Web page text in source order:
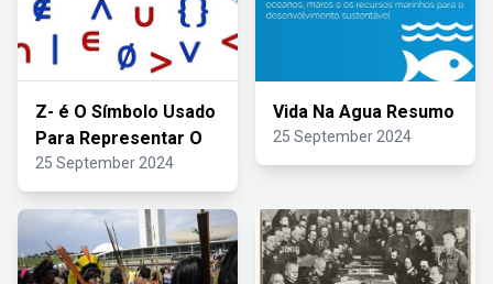
Z- é O Símbolo Usado
Para Representar O
25 September 2024
Vida Na Agua Resumo
25 September 2024